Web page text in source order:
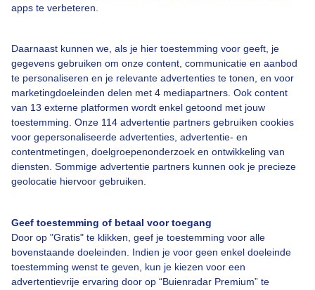
apps te verbeteren.
Daarnaast kunnen we, als je hier toestemming voor geeft, je
gegevens gebruiken om onze content, communicatie en aanbod
te personaliseren en je relevante advertenties te tonen, en voor
marketingdoeleinden delen met 4 mediapartners. Ook content
van 13 externe platformen wordt enkel getoond met jouw
toestemming. Onze 114 advertentie partners gebruiken cookies
voor gepersonaliseerde advertenties, advertentie- en
contentmetingen, doelgroepenonderzoek en ontwikkeling van
diensten. Sommige advertentie partners kunnen ook je precieze
geolocatie hiervoor gebruiken.
Geef toestemming of betaal voor toegang
Door op "Gratis" te klikken, geef je toestemming voor alle
bovenstaande doeleinden. Indien je voor geen enkel doeleinde
toestemming wenst te geven, kun je kiezen voor een
advertentievrije ervaring door op “Buienradar Premium” te
Een moment geduld aub...
Over Buienradar
Veelgestelde vragen
Contact
Toegankelijkheid